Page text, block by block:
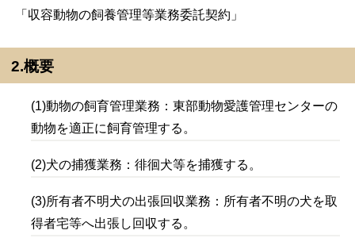
「収容動物の飼養管理等業務委託契約」
2.概要
(1)動物の飼育管理業務：東部動物愛護管理センターの
動物を適正に飼育管理する。
(2)犬の捕獲業務：徘徊犬等を捕獲する。
(3)所有者不明犬の出張回収業務：所有者不明の犬を取
得者宅等へ出張し回収する。